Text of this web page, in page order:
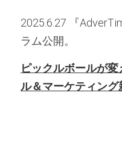
2025.6.27 『
ラム公開。
ピックルボールが
ル＆マーケティング